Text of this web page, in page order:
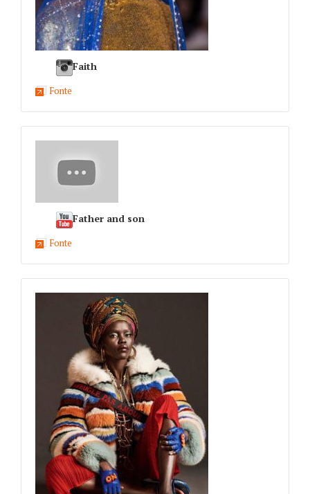
Faith
Fonte
Father and son
Fonte